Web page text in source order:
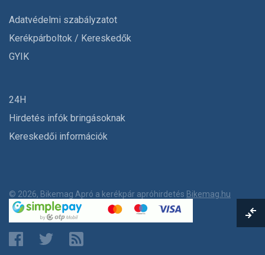
Adatvédelmi szabályzatot
Kerékpárboltok / Kereskedők
GYIK
24H
Hirdetés infók bringásoknak
Kereskedői információk
© 2026, Bikemag Apró a kerékpár apróhirdetés Bikemag.hu